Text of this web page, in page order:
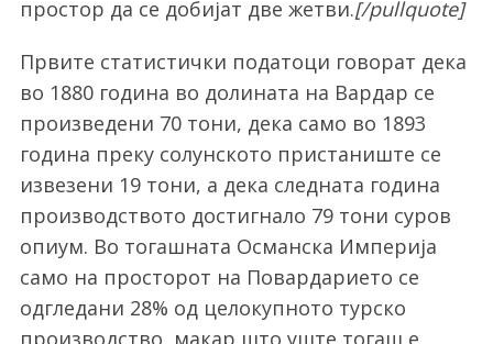
простор да се добијат две жетви.[/pullquote]
Првите статистички податоци говорат дека
во 1880 година во долината на Вардар се
произведени 70 тони, дека само во 1893
година преку солунското пристаниште се
извезени 19 тони, а дека следната година
производството достигнало 79 тони суров
опиум. Во тогашната Османска Империја
само на просторот на Повардарието се
одгледани 28% од целокупното турско
производство, макар што уште тогаш е